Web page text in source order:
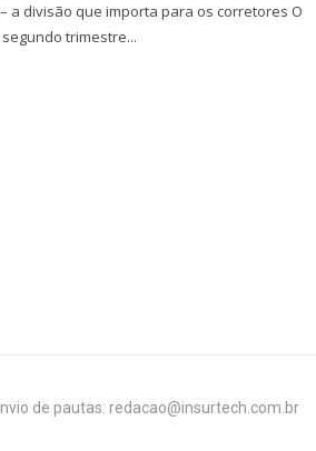
a divisão que importa para os corretores O
trimestre...
de pautas: redacao@insurtech.com.br